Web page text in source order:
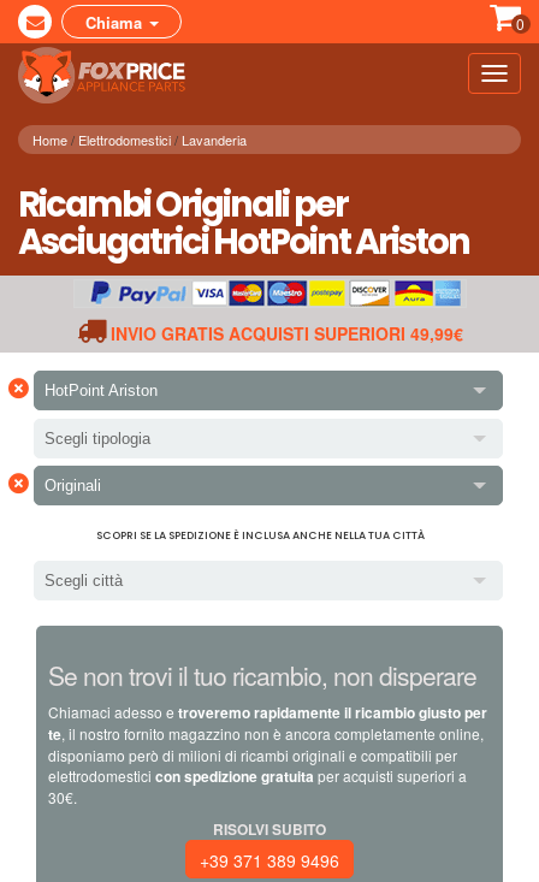
Chiama 0
Home Elettrodomestici Lavanderia
Ricambi Originali per
Asciugatrici HotPoint Ariston
INVIO GRATIS ACQUISTI SUPERIORI 49,99€
× HotPoint Ariston
Scegli tipologia
× Originali
SCOPRI SE LA SPEDIZIONE È INCLUSA ANCHE NELLA TUA CITTÀ
Scegli città
Se non trovi il tuo ricambio, non disperare
Chiamaci adesso e troveremo rapidamente il ricambio giusto per
te, il nostro fornito magazzino non è ancora completamente online,
disponiamo però di milioni di ricambi originali e compatibili per
elettrodomestici con spedizione gratuita per acquisti superiori a
30€.
RISOLVI SUBITO
+39 371 389 9496